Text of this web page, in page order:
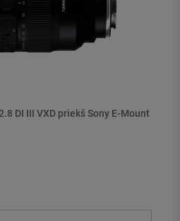
DI III VXD priekš Sony E-Mount